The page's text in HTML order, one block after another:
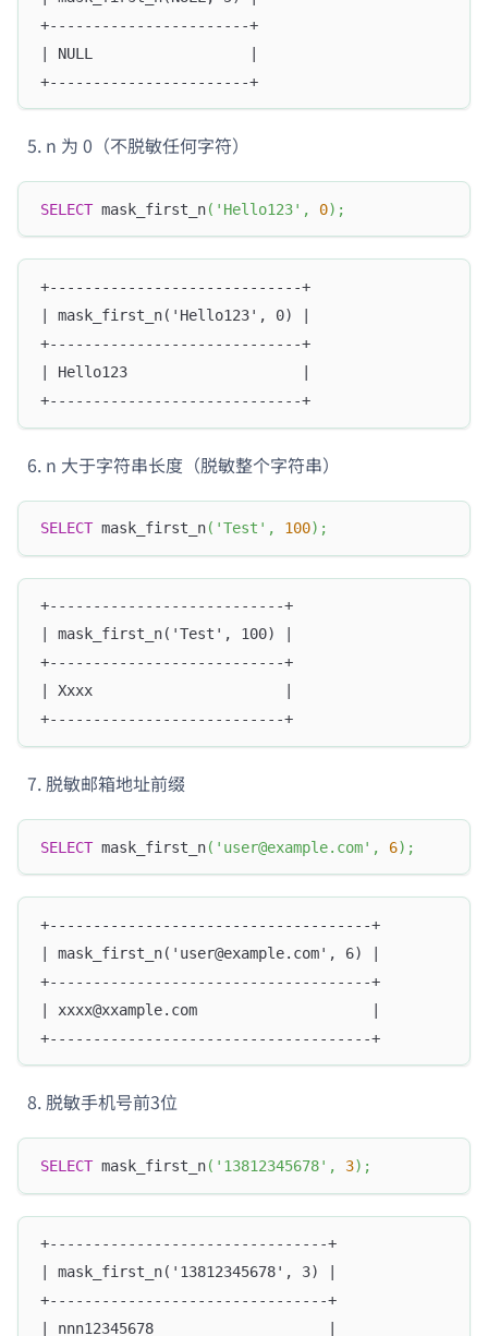
+-----------------------+
| NULL                  |
+-----------------------+
n 为 0（不脱敏任何字符）
SELECT mask_first_n( 'Hello123' , 0) ;
+-----------------------------+
| mask_first_n('Hello123', 0) |
+-----------------------------+
| Hello123                    |
+-----------------------------+
n 大于字符串长度（脱敏整个字符串）
SELECT mask_first_n( 'Test' , 100) ;
+---------------------------+
| mask_first_n('Test', 100) |
+---------------------------+
| Xxxx                      |
+---------------------------+
脱敏邮箱地址前缀
SELECT mask_first_n( 'user@example.com' , 6) ;
+-------------------------------------+
| mask_first_n('user@example.com', 6) |
+-------------------------------------+
| xxxx@xxample.com                    |
+-------------------------------------+
脱敏手机号前3位
SELECT mask_first_n( '13812345678' , 3) ;
+--------------------------------+
| mask_first_n('13812345678', 3) |
+--------------------------------+
| nnn12345678                    |